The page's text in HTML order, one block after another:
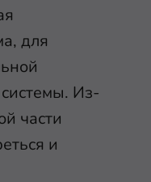
для
Из-
части
и